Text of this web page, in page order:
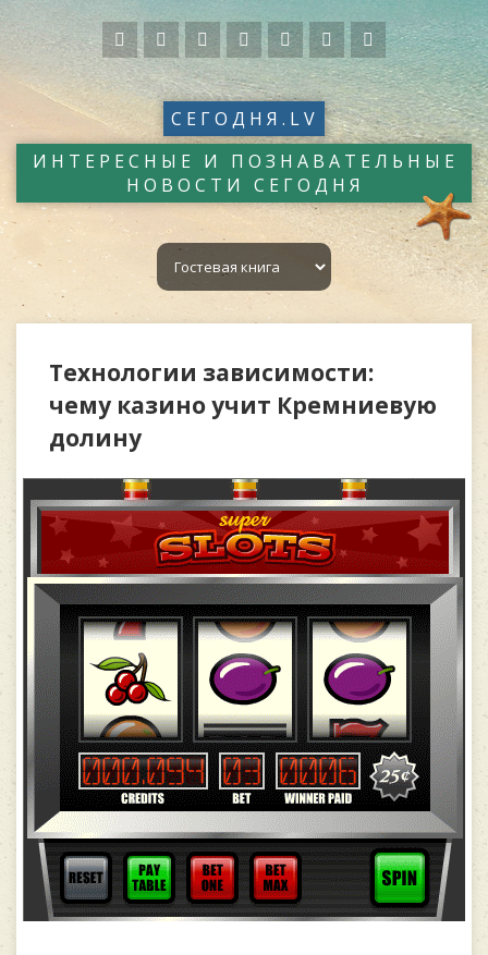
СЕГОДНЯ.LV
ИНТЕРЕСНЫЕ И ПОЗНАВАТЕЛЬНЫЕ
НОВОСТИ СЕГОДНЯ
Технологии зависимости:
чему казино учит Кремниевую
долину